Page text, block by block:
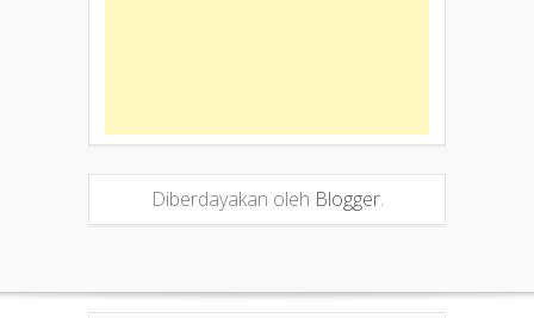
Diberdayakan oleh Blogger.